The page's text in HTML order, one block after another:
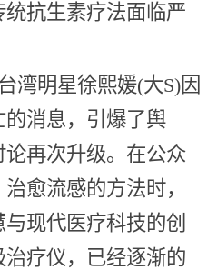
抗生素疗法面临严
湾明星徐熙媛(大S)因
消息，引爆了舆
再次升级。在公众
愈流感的方法时，
现代医疗科技的创
疗仪，已经逐渐的